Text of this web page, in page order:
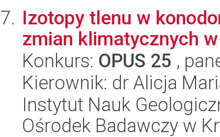
Izotopy tlenu w
zmian klimatycznych
Konkurs: OPUS 25 ,
Kierownik: dr Alicja
Instytut Nauk
Ośrodek Badawczy w